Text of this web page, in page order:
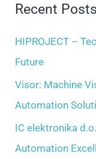
c
h
f
Recent Posts
HIPROJECT –
Future
Visor: Machine
Automation
IC elektronika
Automation
v